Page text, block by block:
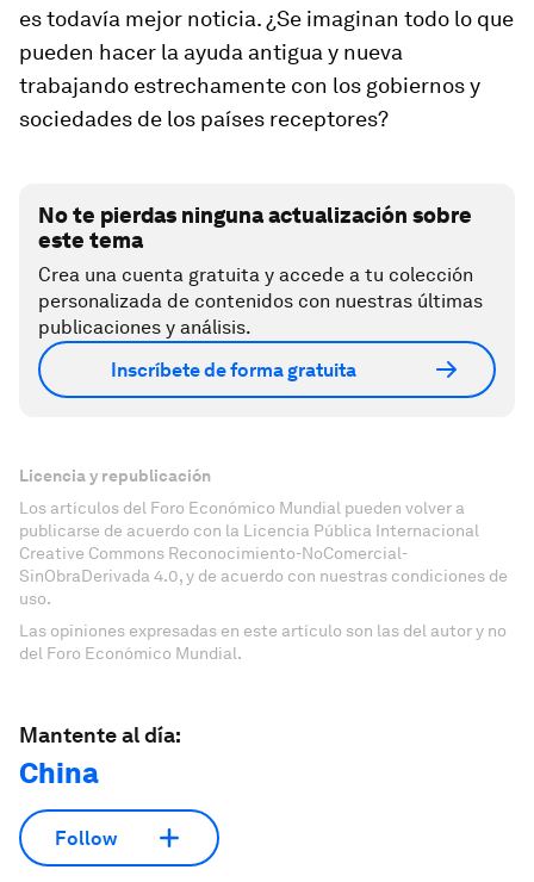
es todavía mejor noticia. ¿Se imaginan todo lo que
pueden hacer la ayuda antigua y nueva
trabajando estrechamente con los gobiernos y
sociedades de los países receptores?
No te pierdas ninguna actualización sobre
este tema
Crea una cuenta gratuita y accede a tu colección
personalizada de contenidos con nuestras últimas
publicaciones y análisis.
Inscríbete de forma gratuita
Licencia y republicación
Los artículos del Foro Económico Mundial pueden volver a
publicarse de acuerdo con la Licencia Pública Internacional
Creative Commons Reconocimiento-NoComercial-
SinObraDerivada 4.0, y de acuerdo con nuestras condiciones de
uso.
Las opiniones expresadas en este artículo son las del autor y no
del Foro Económico Mundial.
Mantente al día:
China
Follow